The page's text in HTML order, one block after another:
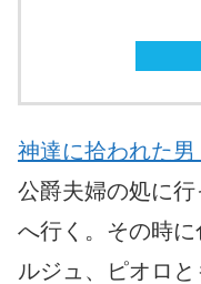
神達に拾われた
公爵夫婦の処に
へ行く。その時
ルジュ、ピオロ